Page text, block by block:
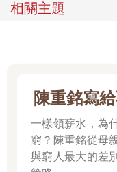
相關主題
陳重銘寫
一樣領薪水，為
窮？陳重銘從母
與窮人最大的差